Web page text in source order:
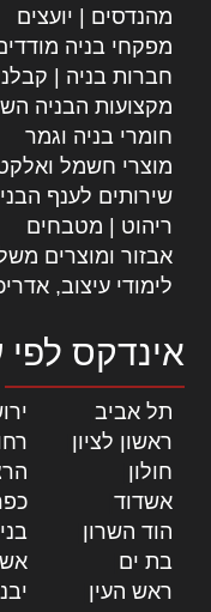
מהנדסים | יועצים
מפקחי בניה
חברות בניה | קבלני
מקצועות הבניה
חומרי בניה וגמר
מוצרי חשמל
שירותים לענף
ריהוט | מטבחים
אבזור ומוצרים
לימודי עיצוב,
אינדקס לפי
תל אביב
ראשון לציון
חולון
אשדוד
הוד השרון
בת ים
ראש העין